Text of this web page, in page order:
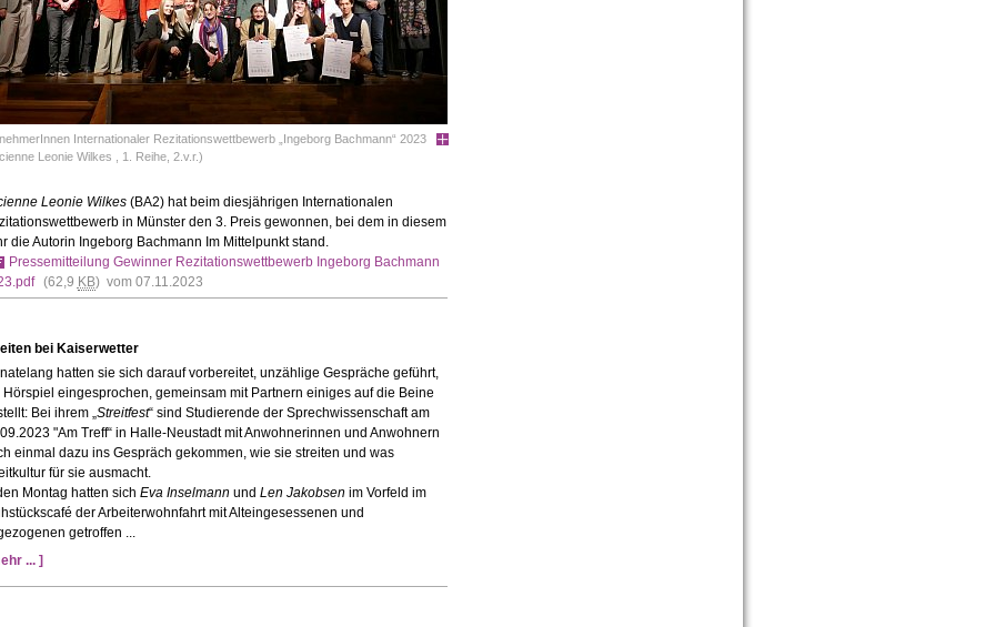
Internationaler Rezitationswettbewerb „Ingeborg Bachmann“ 2023
Leonie Wilkes , 1. Reihe, 2.v.r.)
Leonie Wilkes(BA2) hat beim diesjährigen Internationalen
in Münster den 3. Preis gewonnen, bei dem in diesem
die Autorin Ingeborg Bachmann Im Mittelpunkt stand.
Pressemitteilung Gewinner Rezitationswettbewerb Ingeborg Bachmann
(62,9 KB) vom 07.11.2023
bei Kaiserwetter
hatten sie sich darauf vorbereitet, unzählige Gespräche geführt,
Hörspiel eingesprochen, gemeinsam mit Partnern einiges auf die Beine
Bei ihrem „Streitfest“ sind Studierende der Sprechwissenschaft am
"Am Treff“ in Halle-Neustadt mit Anwohnerinnen und Anwohnern
einmal dazu ins Gespräch gekommen, wie sie streiten und was
für sie ausmacht.
Montag hatten sich Eva Inselmann und Len Jakobsen im Vorfeld im
der Arbeiterwohnfahrt mit Alteingesessenen und
getroffen ...
... ]